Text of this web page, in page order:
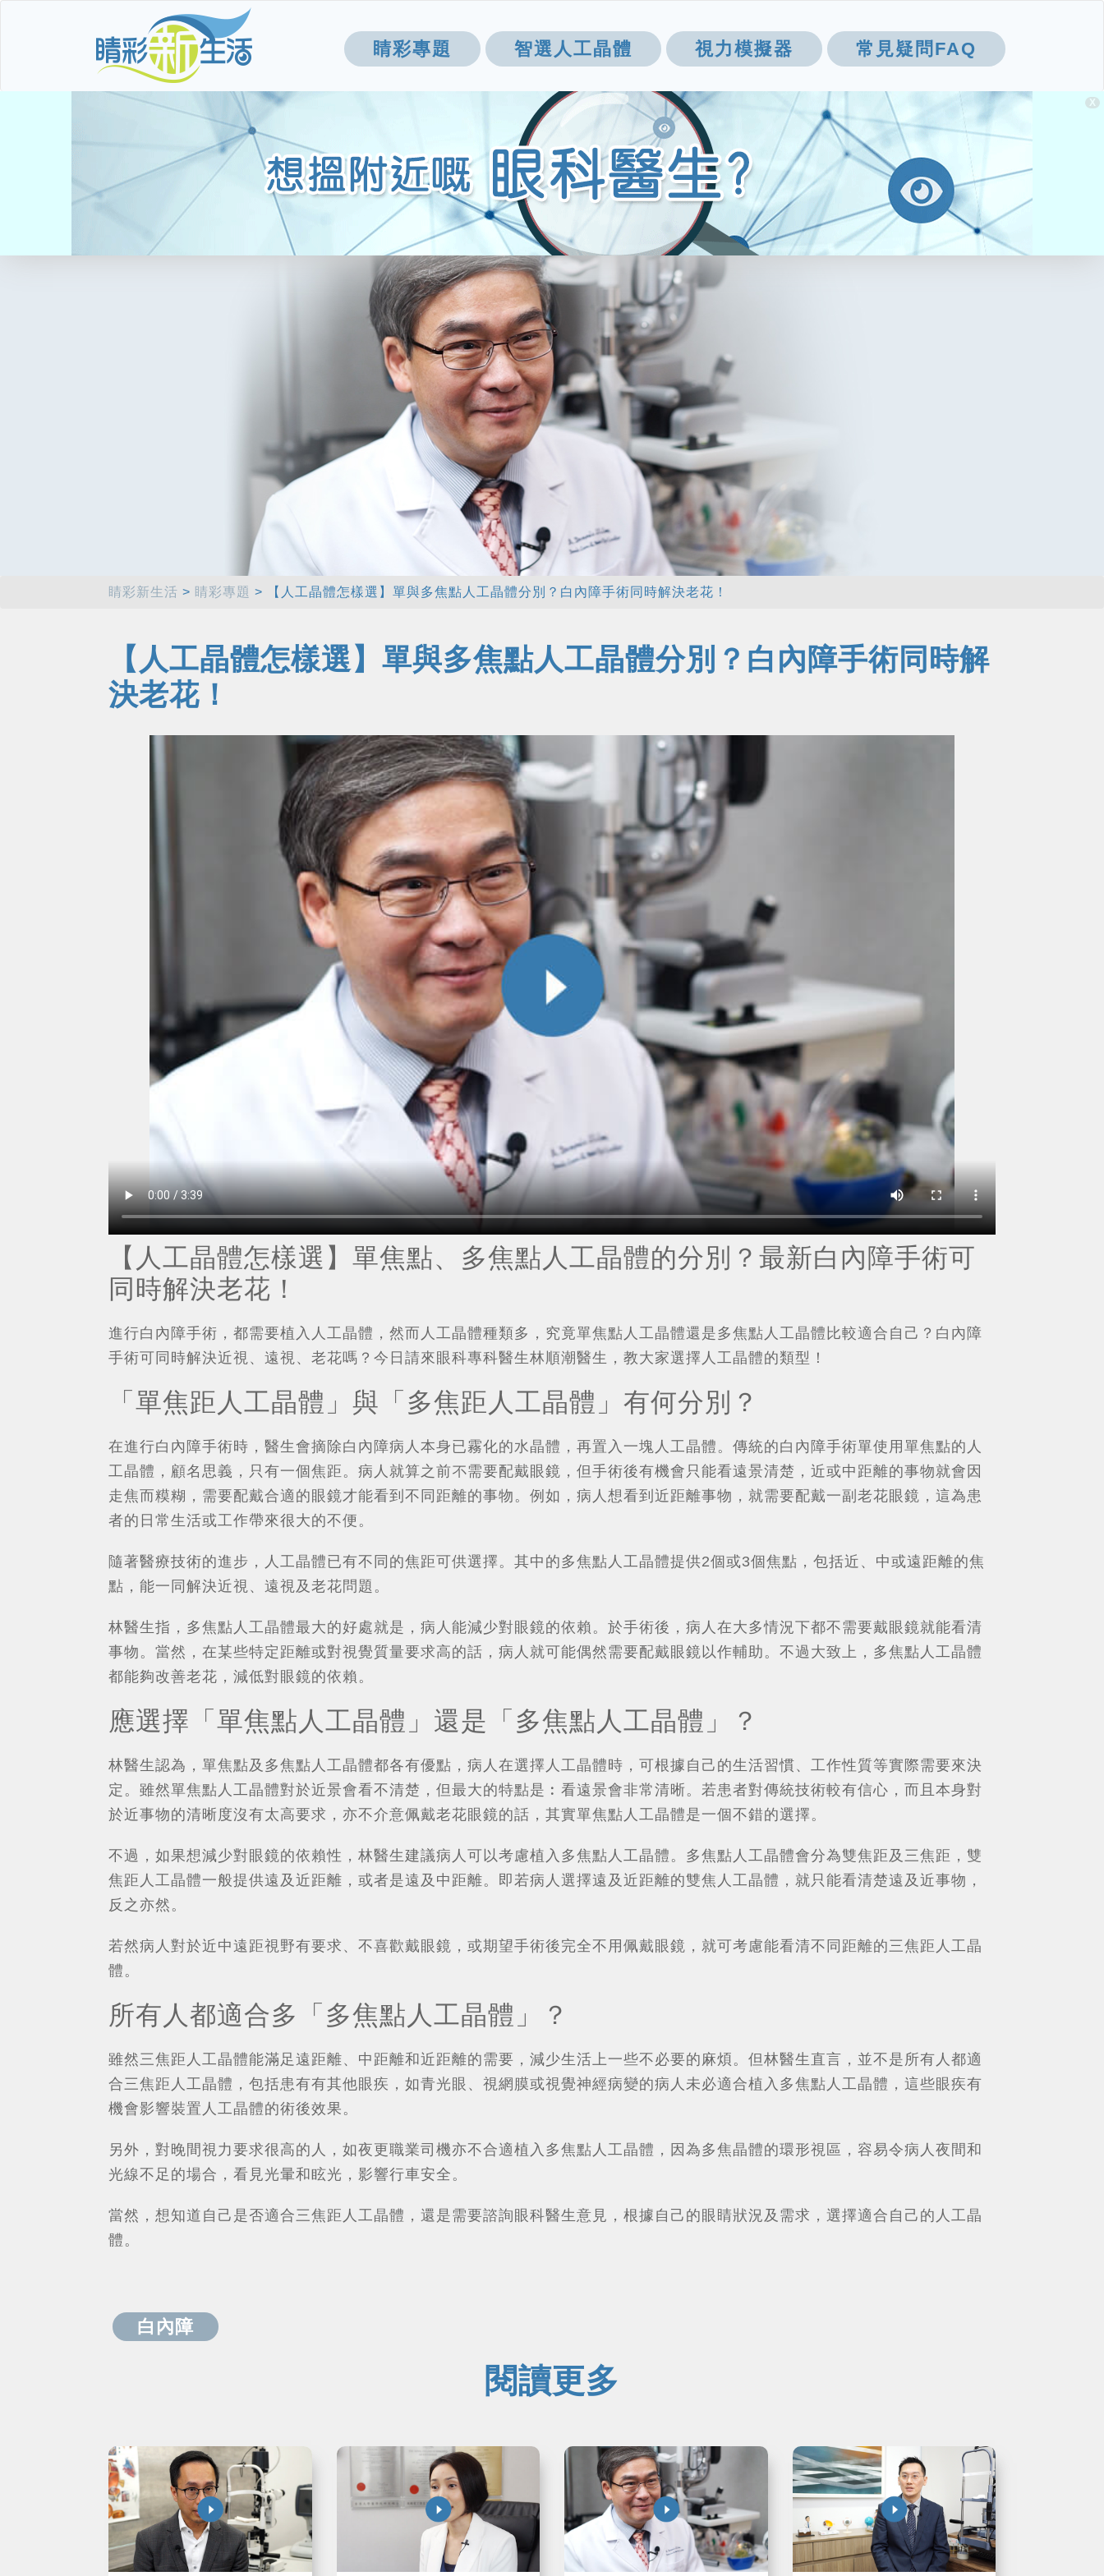
睛彩專題 智選人工晶體 視力模擬器 常見疑問FAQ
睛彩新生活 > 睛彩專題 > 【人工晶體怎樣選】單與多焦點人工晶體分別？白內障手術同時解決老花！
【人工晶體怎樣選】單與多焦點人工晶體分別？白內障手術同時解
決老花！
【人工晶體怎樣選】單焦點、多焦點人工晶體的分別？最新白內障手術可
同時解決老花！
進行白內障手術，都需要植入人工晶體，然而人工晶體種類多，究竟單焦點人工晶體還是多焦點人工晶體比較適合自己？白內障
手術可同時解決近視、遠視、老花嗎？今日請來眼科專科醫生林順潮醫生，教大家選擇人工晶體的類型！
「單焦距人工晶體」與「多焦距人工晶體」有何分別？
在進行白內障手術時，醫生會摘除白內障病人本身已霧化的水晶體，再置入一塊人工晶體。傳統的白內障手術單使用單焦點的人
工晶體，顧名思義，只有一個焦距。病人就算之前不需要配戴眼鏡，但手術後有機會只能看遠景清楚，近或中距離的事物就會因
走焦而糢糊，需要配戴合適的眼鏡才能看到不同距離的事物。例如，病人想看到近距離事物，就需要配戴一副老花眼鏡，這為患
者的日常生活或工作帶來很大的不便。
隨著醫療技術的進步，人工晶體已有不同的焦距可供選擇。其中的多焦點人工晶體提供2個或3個焦點，包括近、中或遠距離的焦
點，能一同解決近視、遠視及老花問題。
林醫生指，多焦點人工晶體最大的好處就是，病人能減少對眼鏡的依賴。於手術後，病人在大多情況下都不需要戴眼鏡就能看清
事物。當然，在某些特定距離或對視覺質量要求高的話，病人就可能偶然需要配戴眼鏡以作輔助。不過大致上，多焦點人工晶體
都能夠改善老花，減低對眼鏡的依賴。
應選擇「單焦點人工晶體」還是「多焦點人工晶體」？
林醫生認為，單焦點及多焦點人工晶體都各有優點，病人在選擇人工晶體時，可根據自己的生活習慣、工作性質等實際需要來決
定。雖然單焦點人工晶體對於近景會看不清楚，但最大的特點是︰看遠景會非常清晰。若患者對傳統技術較有信心，而且本身對
於近事物的清晰度沒有太高要求，亦不介意佩戴老花眼鏡的話，其實單焦點人工晶體是一個不錯的選擇。
不過，如果想減少對眼鏡的依賴性，林醫生建議病人可以考慮植入多焦點人工晶體。多焦點人工晶體會分為雙焦距及三焦距，雙
焦距人工晶體一般提供遠及近距離，或者是遠及中距離。即若病人選擇遠及近距離的雙焦人工晶體，就只能看清楚遠及近事物，
反之亦然。
若然病人對於近中遠距視野有要求、不喜歡戴眼鏡，或期望手術後完全不用佩戴眼鏡，就可考慮能看清不同距離的三焦距人工晶
體。
所有人都適合多「多焦點人工晶體」？
雖然三焦距人工晶體能滿足遠距離、中距離和近距離的需要，減少生活上一些不必要的麻煩。但林醫生直言，並不是所有人都適
合三焦距人工晶體，包括患有有其他眼疾，如青光眼、視網膜或視覺神經病變的病人未必適合植入多焦點人工晶體，這些眼疾有
機會影響裝置人工晶體的術後效果。
另外，對晚間視力要求很高的人，如夜更職業司機亦不合適植入多焦點人工晶體，因為多焦晶體的環形視區，容易令病人夜間和
光線不足的場合，看見光暈和眩光，影響行車安全。
當然，想知道自己是否適合三焦距人工晶體，還是需要諮詢眼科醫生意見，根據自己的眼睛狀況及需求，選擇適合自己的人工晶
體。
白內障
閱讀更多